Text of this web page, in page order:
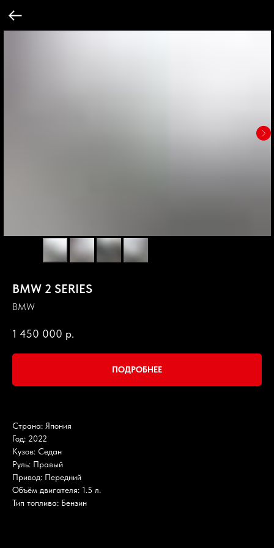
BMW 2 SERIES
BMW
1 450 000 р.
ПОДРОБНЕЕ
Страна: Япония
Год: 2022
Кузов: Седан
Руль: Правый
Привод: Передний
Объём двигателя: 1.5 л.
Тип топлива: Бензин